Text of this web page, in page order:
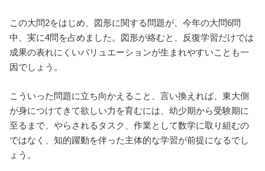
この大問2をはじめ、図形に関する問題が、今年の大問6問
中、実に4問を占めました。図形が絡むと、反復学習だけでは
成果の表れにくいバリュエーションが生まれやすいことも一
因でしょう。
こういった問題に立ち向かえること、言い換えれば、東大側
が身につけてきて欲しい力を育むには、幼少期から受験期に
至るまで、やらされるタスク、作業として数学に取り組むの
ではなく、知的躍動を伴った主体的な学習が前提になるでし
ょう。